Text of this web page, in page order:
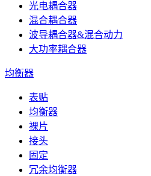
光电耦合器
混合耦合器
波导耦合器&混合动力
大功率耦合器
均衡器
表贴
均衡器
裸片
接头
固定
冗余均衡器